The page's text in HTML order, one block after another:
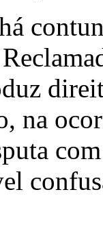
na